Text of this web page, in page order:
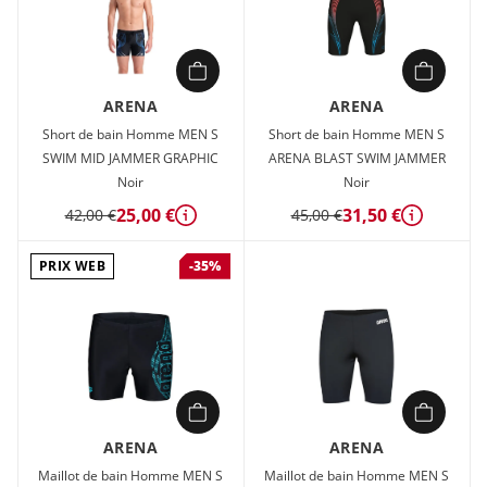
ARENA
Short de bain Homme MEN S
SWIM MID JAMMER GRAPHIC
Noir
42,00 €25,00 € Détails
ARENA
Short de bain Homme MEN S
ARENA BLAST SWIM JAMMER
Noir
45,00 €31,50 € Détails
PRIX WEB -35%
ARENA
Maillot de bain Homme MEN S
ARENA
Maillot de bain Homme MEN S